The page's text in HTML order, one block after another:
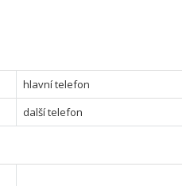
hlavní telefon
další telefon